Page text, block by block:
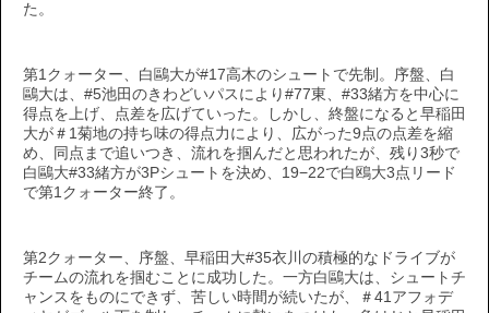
た。
第1クォーター、白鷗大が#17高木のシュートで先制。序盤、白
鷗大は、#5池田のきわどいパスにより#77東、#33緒方を中心に
得点を上げ、点差を広げていった。しかし、終盤になると早稲田
大が＃1菊地の持ち味の得点力により、広がった9点の点差を縮
め、同点まで追いつき、流れを掴んだと思われたが、残り3秒で
白鷗大#33緒方が3Pシュートを決め、19−22で白鴎大3点リード
で第1クォーター終了。
第2クォーター、序盤、早稲田大#35衣川の積極的なドライブが
チームの流れを掴むことに成功した。一方白鷗大は、シュートチ
ャンスをものにできず、苦しい時間が続いたが、＃41アフォデ